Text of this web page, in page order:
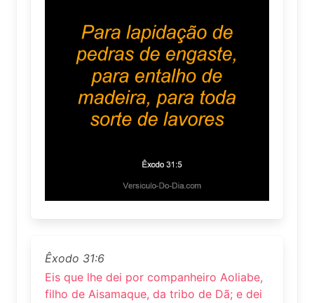
Êxodo 31:6
Eis que lhe dei por companheiro Aoliabe,
filho de Aisamaque, da tribo de Dã; e dei